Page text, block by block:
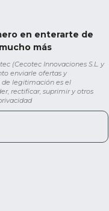
en enterarte de
más
(Cecotec Innovaciones S.L. y
enviarle ofertas y
de legitimación es el
rectificar, suprimir y otros